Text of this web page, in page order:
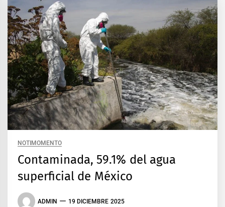
NOTIMOMENTO
Contaminada, 59.1% del agua
superficial de México
ADMIN 19 DICIEMBRE 2025